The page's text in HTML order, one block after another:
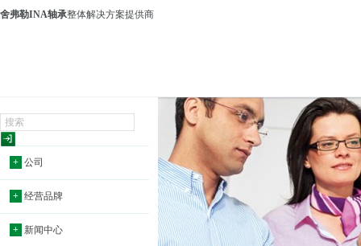
舍弗勒INA轴承整体解决方案提供商
+ 公司
+ 经营品牌
+ 新闻中心